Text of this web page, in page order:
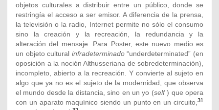
objetos culturales a distribuir entre un público, donde se
restringía el acceso a ser emisor. A diferencia de la prensa,
la televisión o la radio, Internet permite no sólo el consumo
sino la creación y la recreación, la redundancia y la
alteración del mensaje. Para Poster, este nuevo medio es
un objeto cultural infradeterminado“underdeterminated” (en
oposición a la noción Althusseriana de sobredeterminación),
incompleto, abierto a la recreación. Y convierte al sujeto en
algo que ya no es el sujeto de la modernidad, que observa
el mundo desde la distancia, sino en un yo (self) que opera
con un aparato maquínico siendo un punto en un circuito, 31